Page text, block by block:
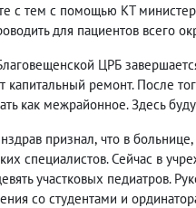
с тем с помощью КТ
для пациентов всего
ЦРБ
капитальный ремонт. После
как межрайонное. Здесь
признал, что в больнице,
специалистов. Сейчас в
участковых педиатров.
со студентами и